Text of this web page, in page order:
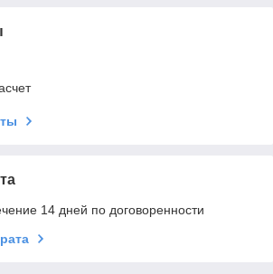
14 дней по договоренности